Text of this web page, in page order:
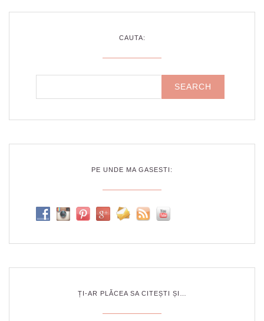
CAUTA:
PE UNDE MA GASESTI:
ȚI-AR PLĂCEA SA CITEȘTI ȘI…